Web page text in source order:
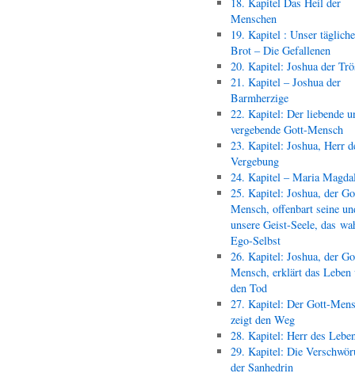
Menschen
19. Kapitel : Unser
Brot – Die Gefallenen
20. Kapitel: Joshua der
21. Kapitel – Joshua der
Barmherzige
22. Kapitel: Der liebende
vergebende Gott-Mensch
23. Kapitel: Joshua, Herr
Vergebung
24. Kapitel – Maria
25. Kapitel: Joshua, der
Mensch, offenbart seine
unsere Geist-Seele, das
Ego-Selbst
26. Kapitel: Joshua, der
Mensch, erklärt das Leben
den Tod
27. Kapitel: Der Gott-
zeigt den Weg
28. Kapitel: Herr des
29. Kapitel: Die
der Sanhedrin